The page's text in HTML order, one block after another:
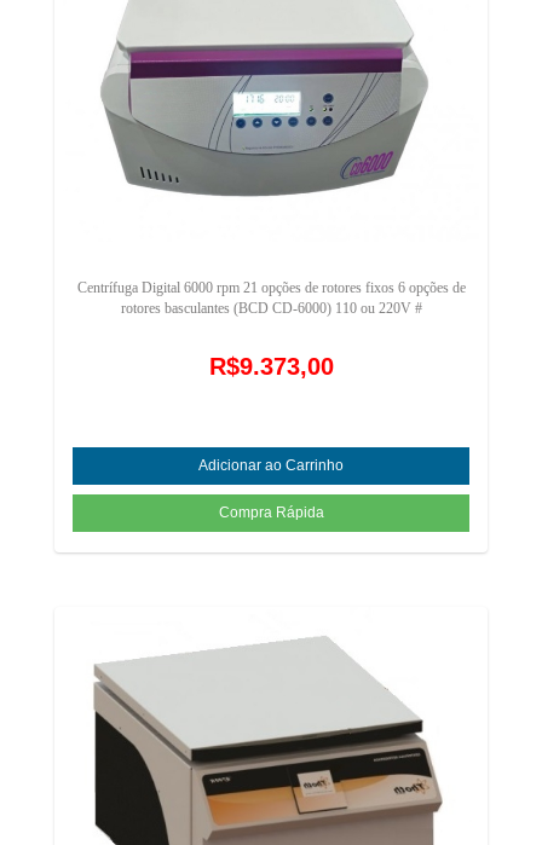
Centrífuga Digital 6000 rpm 21 opções de rotores fixos 6 opções de
rotores basculantes (BCD CD-6000) 110 ou 220V #
R$9.373,00